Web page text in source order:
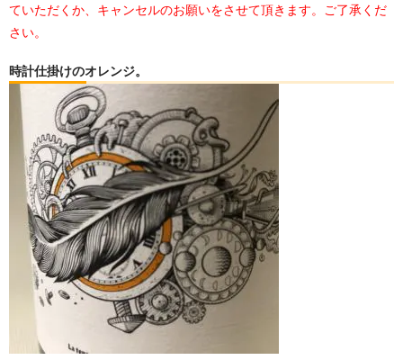
ていただくか、キャンセルのお願いをさせて頂きます。ご了承くだ
さい。
時計仕掛けのオレンジ。